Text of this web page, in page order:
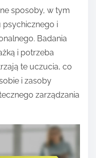
sposoby, w tym
psychicznego i
Badania
i potrzeba
te uczucia, co
i zasoby
zarządzania